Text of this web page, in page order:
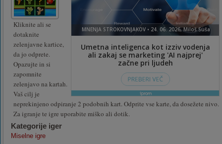
Kliknite ali se
dotaknite
zelenjavne kartice,
da jo odprete.
Opazujte in si
zapomnite
zelenjavo na kartah.
Vaš cilj je
neprekinjeno odpiranje 2 podobnih kart. Odprite vse karte, da dosežete nivo.
Za igranje te igre uporabite miško ali dotik.
Kategorije iger
Miselne igre